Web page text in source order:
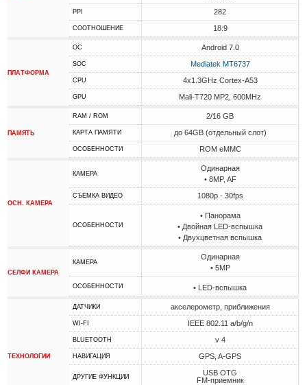
PPI 282
СООТНОШЕНИЕ 18:9
ПЛАТФОРМА
ОС Android 7.0
SOC Mediatek MT6737
CPU 4x1.3GHz Cortex-A53
GPU Mali-T720 MP2, 600MHz
ПАМЯТЬ
RAM / ROM 2/16 GB
КАРТА ПАМЯТИ до 64GB (отдельный слот)
ОСОБЕННОСТИ ROM eMMC
ОСН. КАМЕРА
КАМЕРА
Одинарная
• 8MP, AF
СЪЕМКА ВИДЕО 1080p - 30fps
ОСОБЕННОСТИ
• Панорама
• Двойная LED-вспышка
• Двухцветная вспышка
СЕЛФИ КАМЕРА
КАМЕРА
Одинарная
• 5MP
ОСОБЕННОСТИ • LED-вспышка
ТЕХНОЛОГИИ
ДАТЧИКИ акселерометр, приближения
WI-FI IEEE 802.11 a/b/g/n
BLUETOOTH v 4
НАВИГАЦИЯ GPS, A-GPS
ДРУГИЕ ФУНКЦИИ
USB OTG
FM-приемник